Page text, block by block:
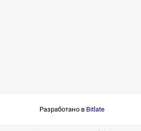
Разработано в Bitlate